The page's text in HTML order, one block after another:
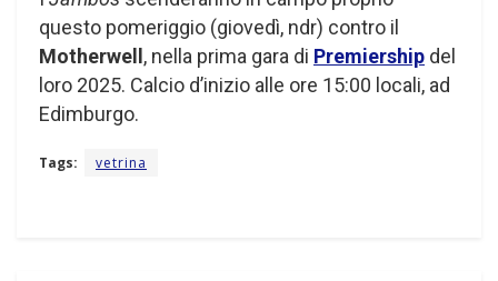
questo pomeriggio (giovedì, ndr) contro il
Motherwell , nella prima gara di Premiership del
loro 2025. Calcio d’inizio alle ore 15:00 locali, ad
Edimburgo.
Tags: vetrina